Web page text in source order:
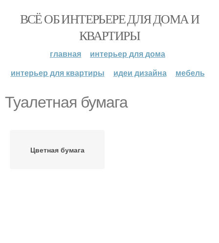
ВСЁ ОБ ИНТЕРЬЕРЕ ДЛЯ ДОМА И
КВАРТИРЫ
главная
интерьер для дома
интерьер для квартиры
идеи дизайна мебель
Туалетная бумага
Цветная бумага